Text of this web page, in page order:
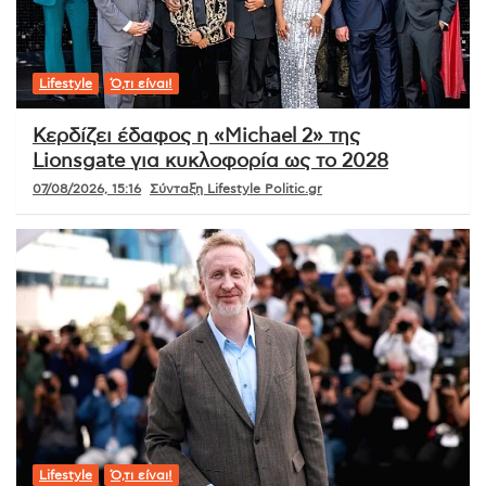
Lifestyle Ό,τι είναι!
Κερδίζει έδαφος η «Michael 2» της
Lionsgate για κυκλοφορία ως το 2028
07/08/2026, 15:16 Σύνταξη Lifestyle Politic.gr
Lifestyle Ό,τι είναι!